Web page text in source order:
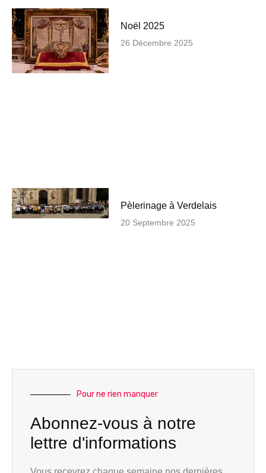
Noël 2025
26 Décembre 2025
Pèlerinage à Verdelais
20 Septembre 2025
Pour ne rien manquer
Abonnez-vous à notre
lettre d'informations